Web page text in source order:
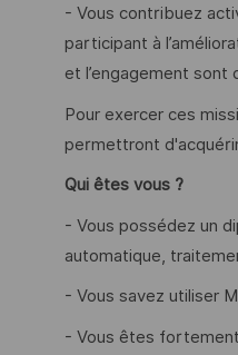
- Vous contribuez
participant à
et l’engagement
Pour exercer ces
permettront
Qui êtes vous ?
- Vous possédez un
automatique,
- Vous savez utiliser
- Vous êtes